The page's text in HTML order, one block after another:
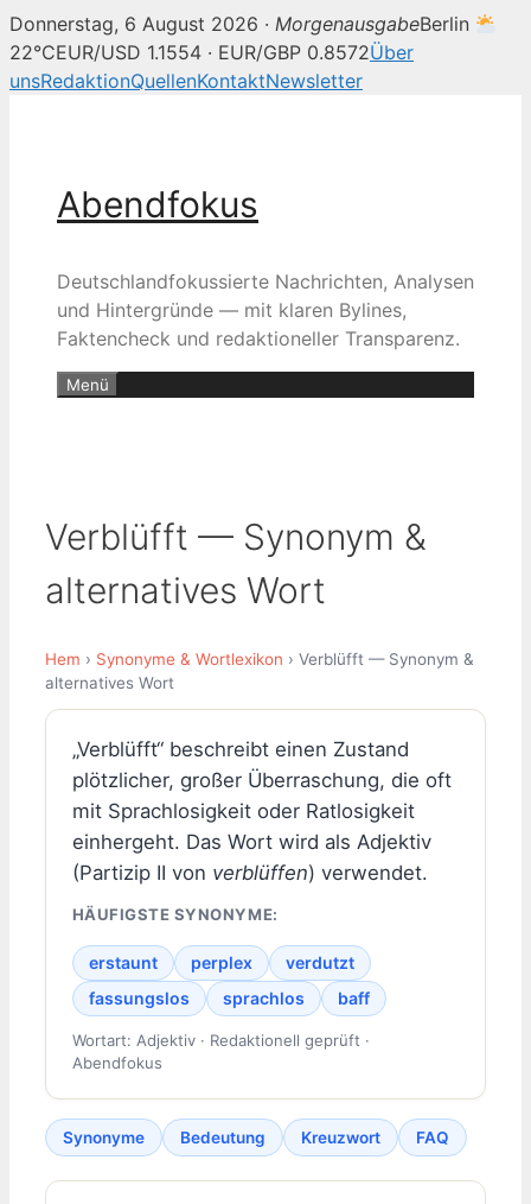
Donnerstag, 6 August 2026 · MorgenausgabeBerlin
22°CEUR/USD 1.1554 · EUR/GBP 0.8572Über
unsRedaktionQuellenKontaktNewsletter
Abendfokus
Deutschlandfokussierte Nachrichten, Analysen
und Hintergründe — mit klaren Bylines,
Faktencheck und redaktioneller Transparenz.
Menü
Verblüfft — Synonym &
alternatives Wort
Hem › Synonyme & Wortlexikon › Verblüfft — Synonym &
alternatives Wort
„Verblüfft“ beschreibt einen Zustand
plötzlicher, großer Überraschung, die oft
mit Sprachlosigkeit oder Ratlosigkeit
einhergeht. Das Wort wird als Adjektiv
(Partizip II von verblüffen) verwendet.
HÄUFIGSTE SYNONYME:
erstaunt perplex
verdutzt
fassungslos
sprachlos baff
Wortart: Adjektiv · Redaktionell geprüft ·
Abendfokus
Synonyme Bedeutung Kreuzwort FAQ